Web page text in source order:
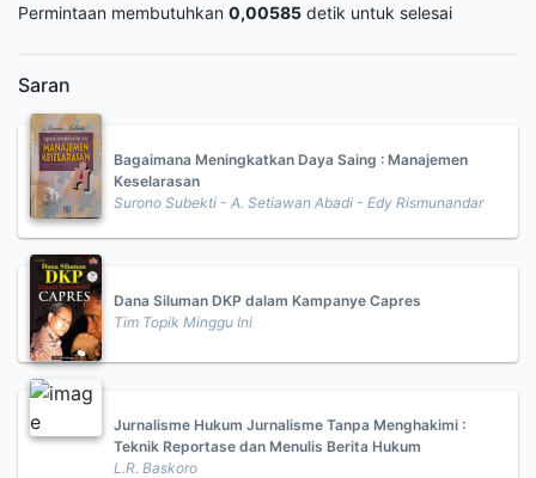
Permintaan membutuhkan 0,00585 detik untuk selesai
Saran
Bagaimana Meningkatkan Daya Saing : Manajemen
Keselarasan
Surono Subekti - A. Setiawan Abadi - Edy Rismunandar
Dana Siluman DKP dalam Kampanye Capres
Tim Topik Minggu Ini
Jurnalisme Hukum Jurnalisme Tanpa Menghakimi :
Teknik Reportase dan Menulis Berita Hukum
L.R. Baskoro